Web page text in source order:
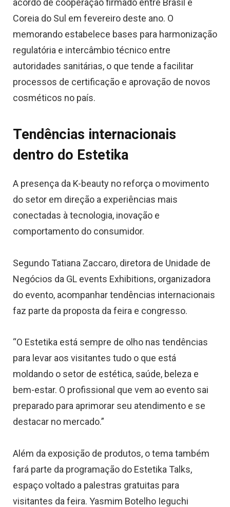
Coreia do Sul em fevereiro deste ano. O
memorando estabelece bases para harmonização
regulatória e intercâmbio técnico entre
autoridades sanitárias, o que tende a facilitar
processos de certificação e aprovação de novos
cosméticos no país.
Tendências internacionais
dentro do Estetika
A presença da K-beauty no reforça o movimento
do setor em direção a experiências mais
conectadas à tecnologia, inovação e
comportamento do consumidor.
Segundo Tatiana Zaccaro, diretora de Unidade de
Negócios da GL events Exhibitions, organizadora
do evento, acompanhar tendências internacionais
faz parte da proposta da feira e congresso.
“O Estetika está sempre de olho nas tendências
para levar aos visitantes tudo o que está
moldando o setor de estética, saúde, beleza e
bem-estar. O profissional que vem ao evento sai
preparado para aprimorar seu atendimento e se
destacar no mercado.”
Além da exposição de produtos, o tema também
fará parte da programação do Estetika Talks,
espaço voltado a palestras gratuitas para
visitantes da feira. Yasmim Botelho Ieguchi